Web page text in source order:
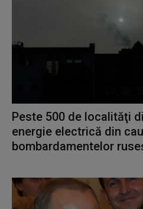
Peste 500 de localităţi
energie electrică din
bombardamentelor